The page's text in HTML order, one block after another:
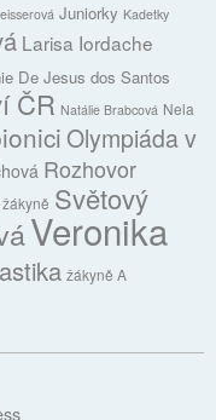
Juniorky Kadetky
Larisa Iordache
De Jesus dos Santos
ČR Natálie Brabcová Nela
Olympiáda v
Rozhovor
Světový
Veronika
žákyně A